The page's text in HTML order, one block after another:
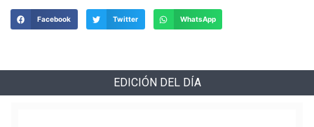
Facebook Twitter WhatsApp
EDICIÓN DEL DÍA